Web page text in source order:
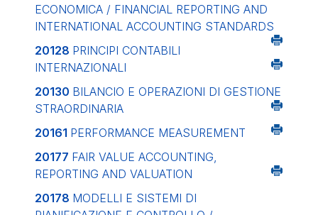
ECONOMICA / FINANCIAL REPORTING AND
INTERNATIONAL ACCOUNTING STANDARDS
20128 PRINCIPI CONTABILI
INTERNAZIONALI
20130 BILANCIO E OPERAZIONI DI GESTIONE
STRAORDINARIA
20161 PERFORMANCE MEASUREMENT
20177 FAIR VALUE ACCOUNTING,
REPORTING AND VALUATION
20178 MODELLI E SISTEMI DI